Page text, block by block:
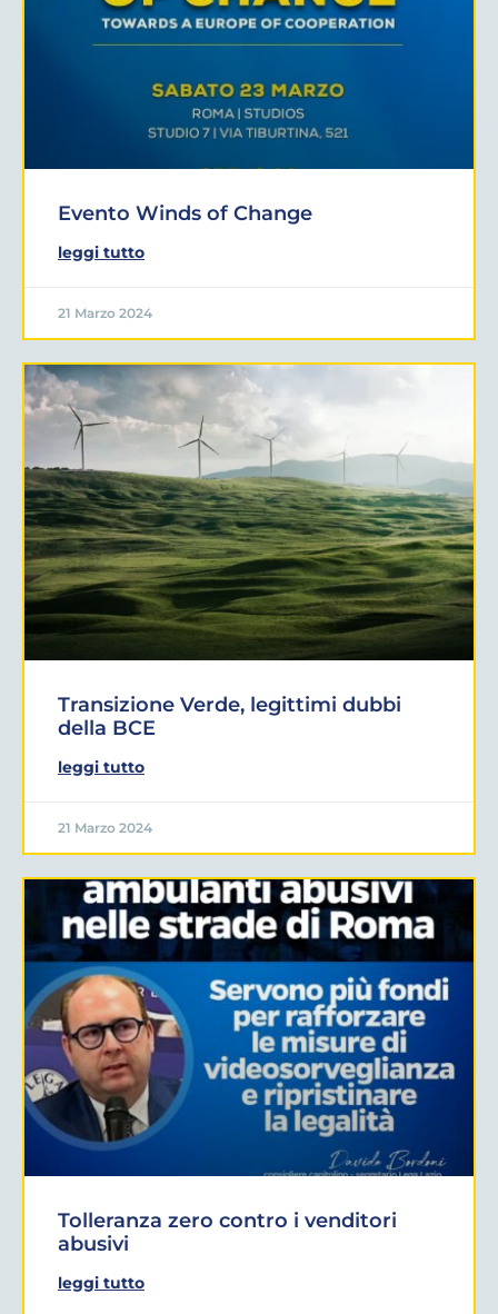
Evento Winds of Change
leggi tutto
21 Marzo 2024
Transizione Verde, legittimi dubbi
della BCE
leggi tutto
21 Marzo 2024
Tolleranza zero contro i venditori
abusivi
leggi tutto